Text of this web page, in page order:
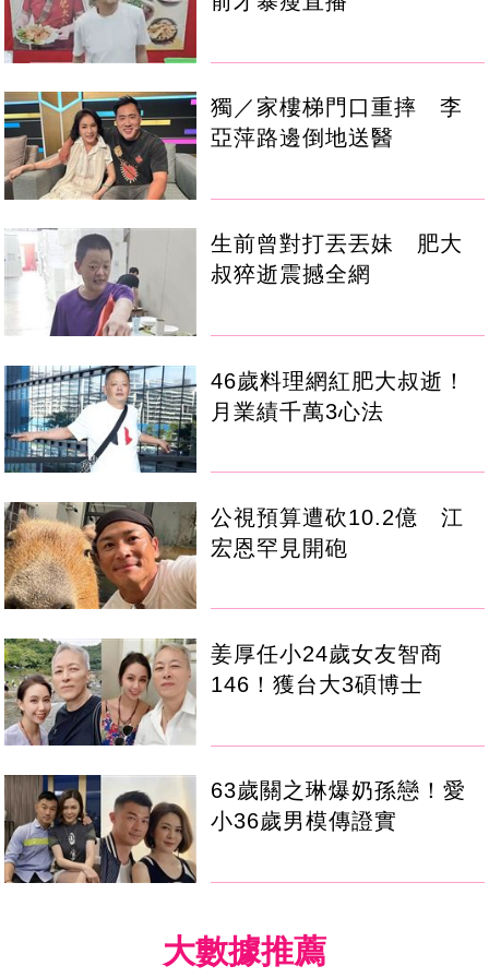
獨／家樓梯門口重摔 李
亞萍路邊倒地送醫
生前曾對打丟丟妹 肥大
叔猝逝震撼全網
46歲料理網紅肥大叔逝！
月業績千萬3心法
公視預算遭砍10.2億 江
宏恩罕見開砲
姜厚任小24歲女友智商
146！獲台大3碩博士
63歲關之琳爆奶孫戀！愛
小36歲男模傳證實
大數據推薦